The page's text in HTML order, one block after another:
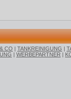
CO | TANKREINIGUNG |
| WERBEPARTNER |